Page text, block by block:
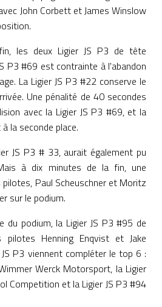
John Corbett et James Winslow
les deux Ligier JS P3 de tête
P3 #69 est contrainte à l'abandon
La Ligier JS P3 #22 conserve le
Une pénalité de 40 secondes
avec la Ligier JS P3 #69, et la
la seconde place.
JS P3 # 33, aurait également pu
à dix minutes de la fin, une
Paul Scheuschner et Moritz
sur le podium.
du podium, la Ligier JS P3 #95 de
pilotes Henning Enqvist et Jake
P3 viennent compléter le top 6 :
Werck Motorsport, la Ligier
Competition et la Ligier JS P3 #94